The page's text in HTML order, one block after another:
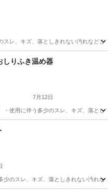
スレ、キズ、落としきれない汚れなど
しりふき温め器
7月12日
・使用に伴う多少のスレ、キズ、落と
少のスレ、キズ、落としきれない汚れ